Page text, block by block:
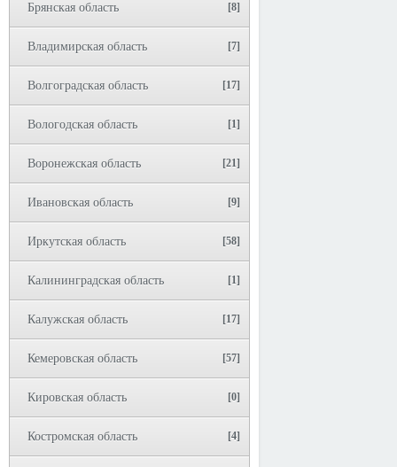
Брянская область [8]
Владимирская область [7]
Волгоградская область [17]
Вологодская область [1]
Воронежская область [21]
Ивановская область [9]
Иркутская область [58]
Калининградская область [1]
Калужская область [17]
Кемеровская область [57]
Кировская область [0]
Костромская область [4]